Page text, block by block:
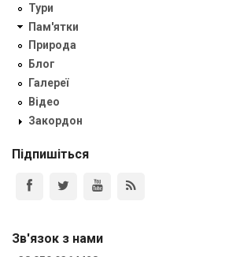
Тури
Пам'ятки
Природа
Блог
Галереї
Відео
Закордон
Підпишіться
Зв'язок з нами